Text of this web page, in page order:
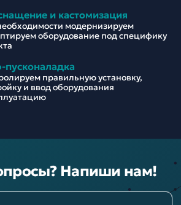
и кастомизация
модернизируем
оборудование под специфику
правильную установку,
и ввод оборудования
Напиши нам!